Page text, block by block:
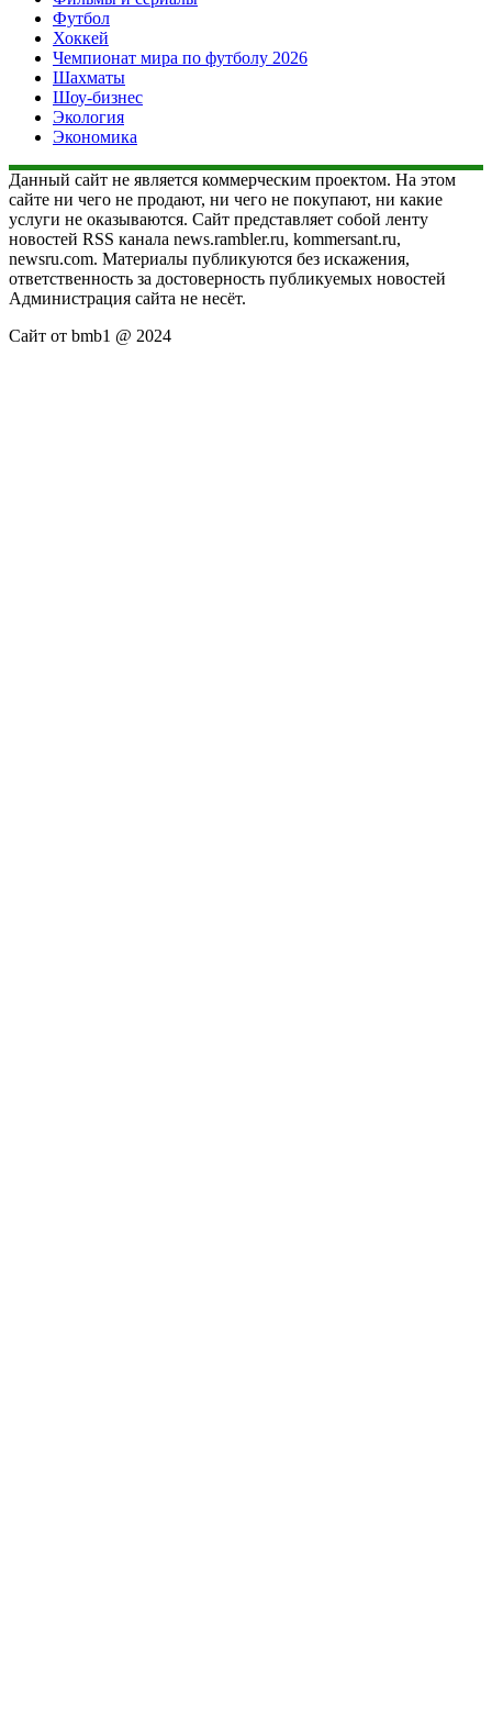
Футбол
Хоккей
Чемпионат мира по футболу 2026
Шахматы
Шоу-бизнес
Экология
Экономика
Данный сайт не является коммерческим проектом. На этом
сайте ни чего не продают, ни чего не покупают, ни какие
услуги не оказываются. Сайт представляет собой ленту
новостей RSS канала news.rambler.ru, kommersant.ru,
newsru.com. Материалы публикуются без искажения,
ответственность за достоверность публикуемых новостей
Администрация сайта не несёт.
Сайт от bmb1 @ 2024